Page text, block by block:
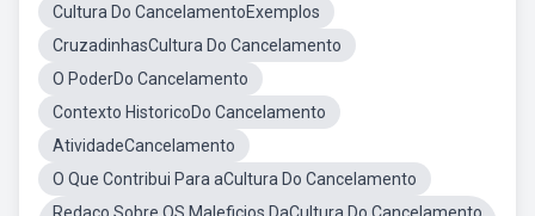
Cultura Do CancelamentoExemplos
CruzadinhasCultura Do Cancelamento
O PoderDo Cancelamento
Contexto HistoricoDo Cancelamento
AtividadeCancelamento
O Que Contribui Para aCultura Do Cancelamento